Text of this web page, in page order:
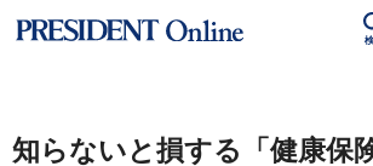
知らないと損する「健康保